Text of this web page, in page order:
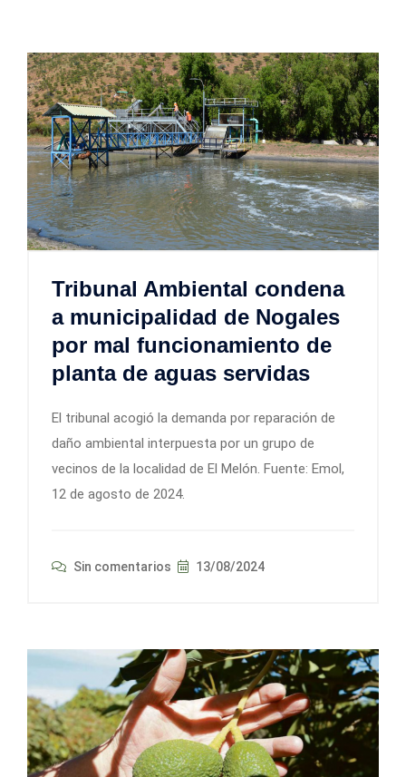
Tribunal Ambiental condena
a municipalidad de Nogales
por mal funcionamiento de
planta de aguas servidas
El tribunal acogió la demanda por reparación de
daño ambiental interpuesta por un grupo de
vecinos de la localidad de El Melón. Fuente: Emol,
12 de agosto de 2024.
Sin comentarios 13/08/2024